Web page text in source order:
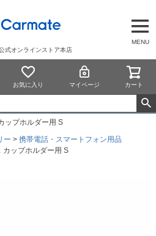
MENU
式オンラインストア本店
お気に入り マイページ カート
ップホルダー用 S
ー
携帯電話・スマートフォン用品
カップホルダー用 S